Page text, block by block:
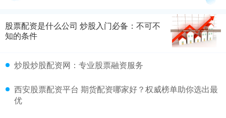
股票配资是什么公司 炒股入门必备：不可不
知的条件
炒股炒股配资网：专业股票融资服务
西安股票配资平台 期货配资哪家好？权威榜单助你选出最
优